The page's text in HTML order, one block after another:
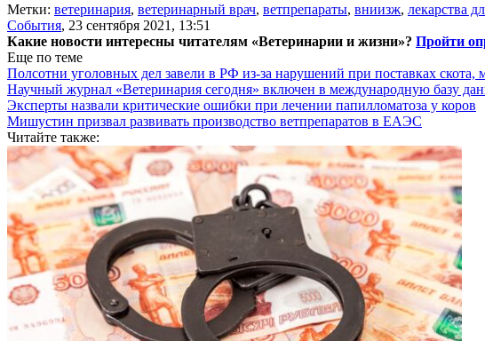
Метки: ветеринария, ветеринарный врач, ветпрепараты, вниизж, лекарства
События, 23 сентября 2021, 13:51
Какие новости интересны читателям «Ветеринарии и жизни»? Пройти
Еще по теме
Полсотни уголовных дел завели в РФ из-за нарушений при поставках скота,
Научный журнал «Ветеринария сегодня» включен в международную базу
Эксперты назвали критические ошибки при лечении папилломатоза у коров
Мишустин призвал развивать производство ветпрепаратов в ЕАЭС
Читайте также: